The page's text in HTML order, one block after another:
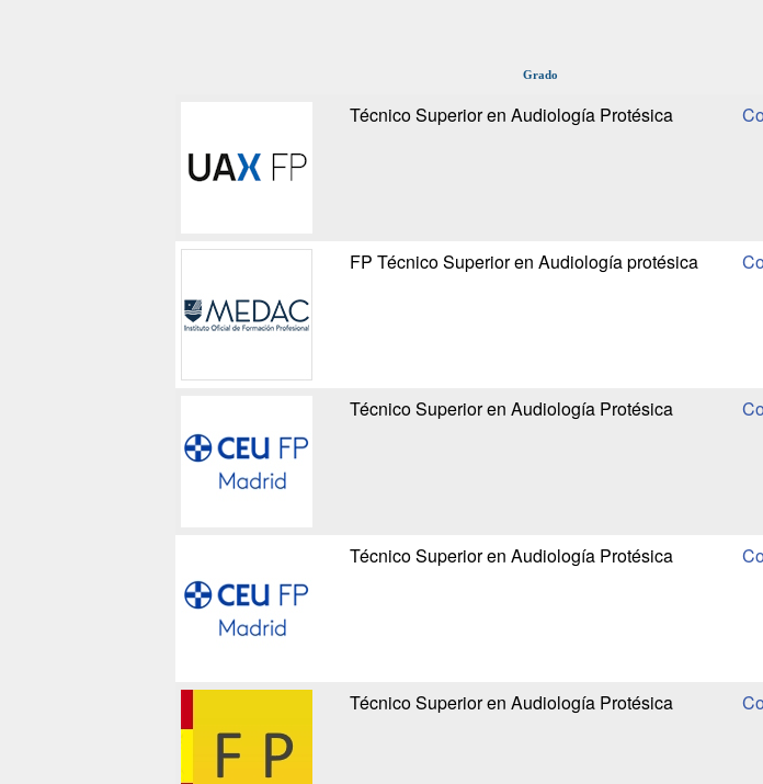
Grado
Técnico Superior en Audiología Protésica
FP Técnico Superior en Audiología protésica
Técnico Superior en Audiología Protésica
Técnico Superior en Audiología Protésica
Técnico Superior en Audiología Protésica